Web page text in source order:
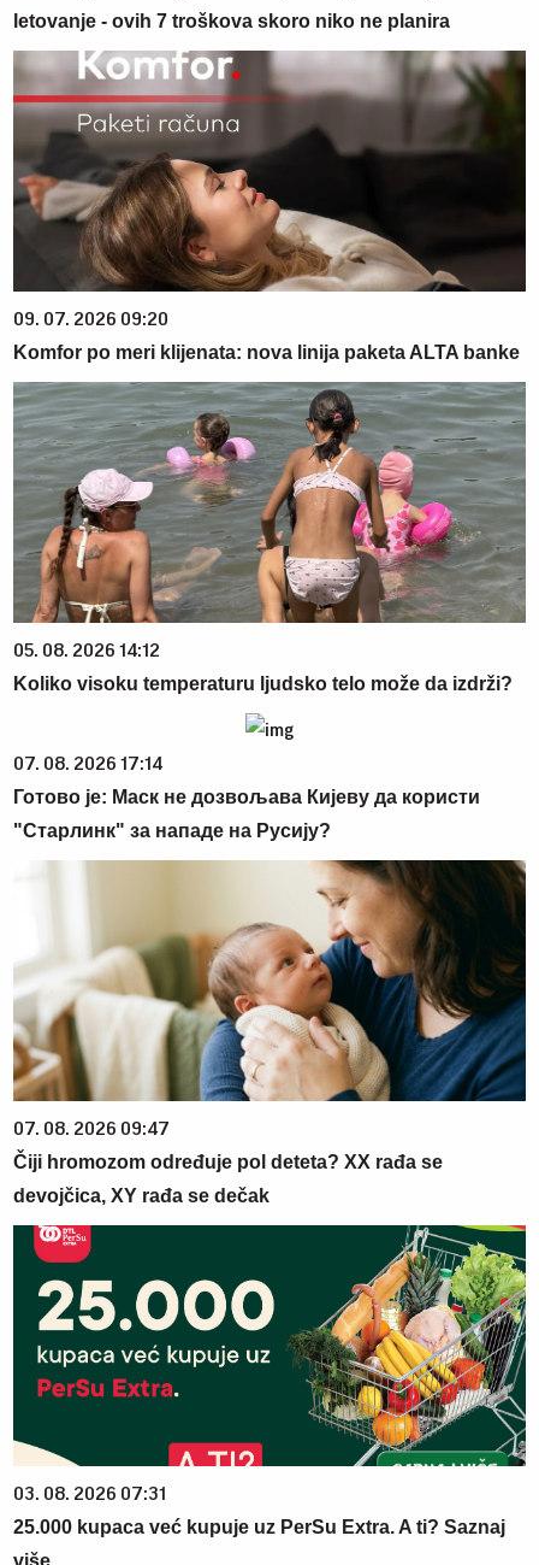
letovanje - ovih 7 troškova skoro niko ne planira
09. 07. 2026 09:20
Komfor po meri klijenata: nova linija paketa ALTA banke
05. 08. 2026 14:12
Koliko visoku temperaturu ljudsko telo može da izdrži?
07. 08. 2026 17:14
Готово је: Маск не дозвољава Кијеву да користи
"Старлинк" за нападе на Русију?
07. 08. 2026 09:47
Čiji hromozom određuje pol deteta? XX rađa se
devojčica, XY rađa se dečak
03. 08. 2026 07:31
25.000 kupaca već kupuje uz PerSu Extra. A ti? Saznaj
više